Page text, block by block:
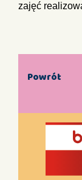
zajęć
Powrót